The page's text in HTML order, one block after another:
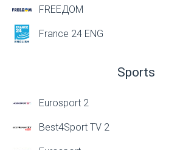
FREEДОМ
France 24 ENG
Sports
Eurosport 2
Best4Sport TV 2